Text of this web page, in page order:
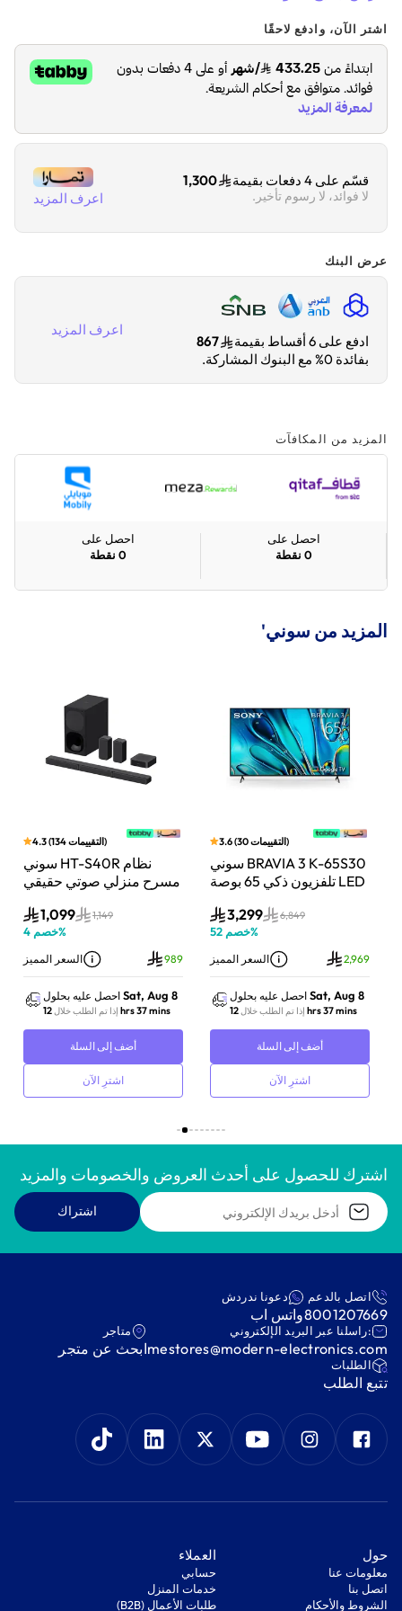
اشتر الآن، وادفع لاحقًا
قسّم على 4 دفعات بقيمة 1,300
لا فوائد، لا رسوم تأخير. اعرف المزيد
عرض البنك
ادفع على 6 أقساط بقيمة
867
بفائدة 0% مع البنوك المشاركة.
اعرف المزيد
المزيد من المكافآت
احصل على
0 نقطة
احصل على
0 نقطة
المزيد من سوني'
4.3(134التقييمات)
سوني HT-S40R نظام
مسرح منزلي صوتي حقيقي
أسود1,099 1,149
خصم 4 %
السعر المميز 989
احصل عليه بحلول Sat, Aug 8
إذا تم الطلب خلال 12 hrs 37 mins
أضف إلى السلة
اشترِ الآن
3.6(30التقييمات)
سوني BRAVIA 3 K-65S30
تلفزيون ذكي 65 بوصة LED
ونظام Google TV3,299 6,849
خصم 52 %
السعر المميز 2,969
احصل عليه بحلول Sat, Aug 8
إذا تم الطلب خلال 12 hrs 37 mins
أضف إلى السلة
اشترِ الآن
اشترك للحصول على أحدث العروض والخصومات والمزيد
اشتراك
اتصل بالدعم
8001207669
دعونا ندردش
واتس اب
:راسلنا عبر البريد الإلكتروني
mestores@modern-electronics.com
متاجر
ابحث عن متجر
‫الطلبات‬
‫تتبع الطلب‬
‫حول‬
معلومات عنا
اتصل بنا
‫الشروط والأحكام‬
‫العملاء‬
‫حسابي‬
‫خدمات المنزل‬
‫طلبات الأعمال (B2B)‬